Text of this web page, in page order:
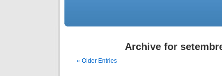
Archive for
« Older Entries